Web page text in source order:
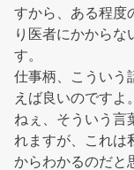
すから、ある程度
り医者にかからな
す。
仕事柄、こういう
えば良いのですよ
ねぇ、そういう言
れますが、これは
からわかるのだと